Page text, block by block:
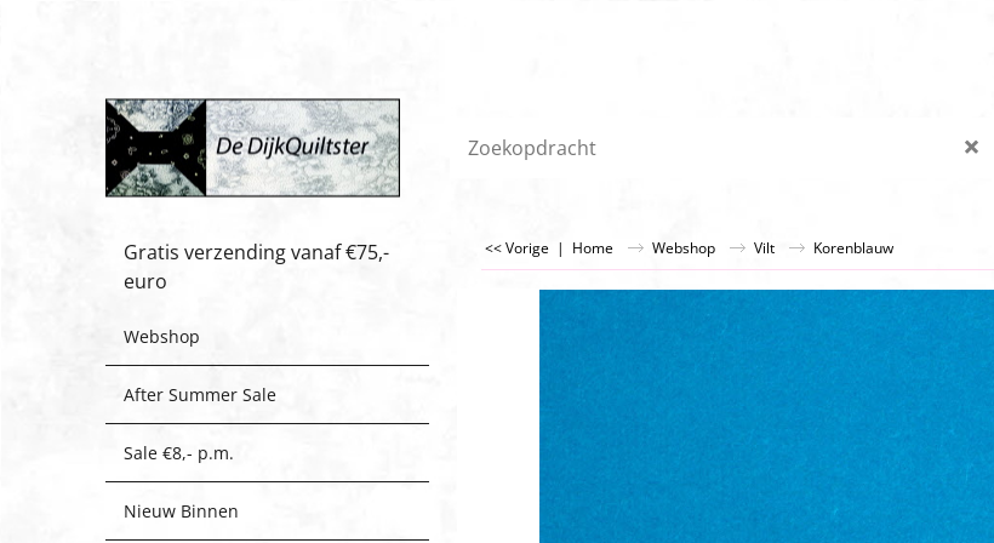
Gratis verzending vanaf €75,-
euro
Webshop
After Summer Sale
Sale €8,- p.m.
Nieuw Binnen
<< Vorige | Home Webshop Vilt Korenblauw